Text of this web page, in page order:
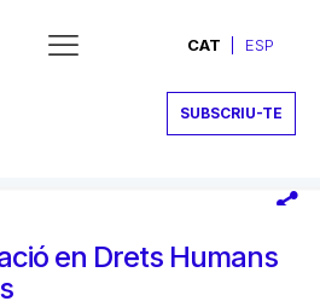
CAT ESP
SUBSCRIU-TE
en Drets Humans